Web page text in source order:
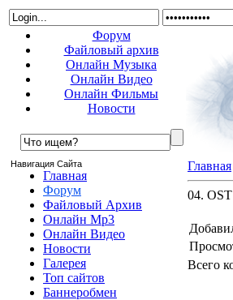
Форум
Файловый архив
Онлайн Музыка
Онлайн Видео
Онлайн Фильмы
Новости
Навигация Сайта
Главная
Форум
Файловый Архив
Онлайн Mp3
Онлайн Видео
Новости
Галерея
Топ сайтов
Баннеробмен
Главная
04.
Всего